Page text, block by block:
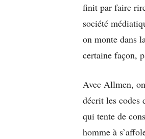
finit par faire
société
on monte dans
certaine façon,
Avec Allmen,
décrit les codes
qui tente de
homme à